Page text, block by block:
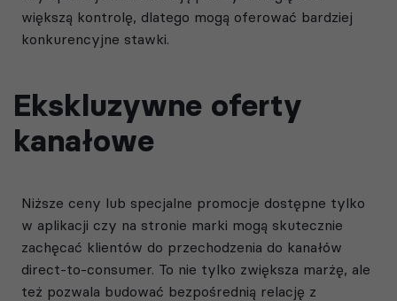
większą kontrolę, dlatego mogą oferować bardziej
konkurencyjne stawki.
Ekskluzywne oferty
kanałowe
Niższe ceny lub specjalne promocje dostępne tylko
w aplikacji czy na stronie marki mogą skutecznie
zachęcać klientów do przechodzenia do kanałów
direct-to-consumer. To nie tylko zwiększa marżę, ale
też pozwala budować bezpośrednią relację z